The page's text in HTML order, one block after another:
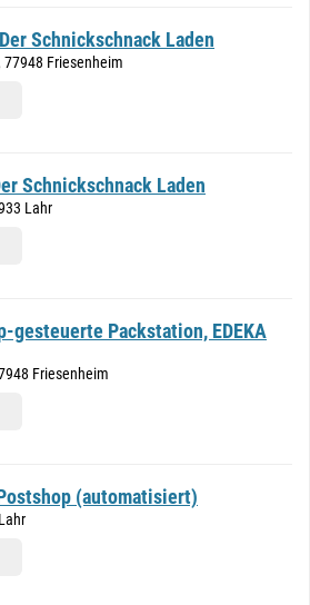
Schnickschnack Laden
Friesenheim
Schnickschnack Laden
Lahr
gesteuerte Packstation, EDEKA
Friesenheim
(automatisiert)